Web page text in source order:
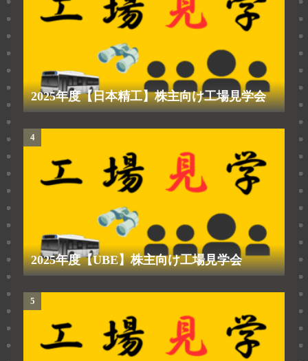
2025年度【日本精工】株主向け工場見学会
2025年度【UBE】株主向け工場見学会